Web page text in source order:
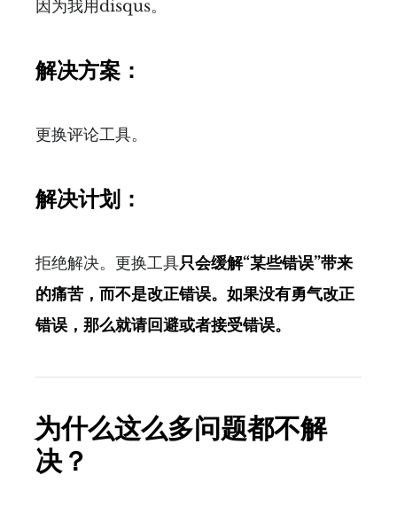
因为我用disqus。
解决方案：
更换评论工具。
解决计划：
拒绝解决。更换工具只会缓解“某些错误”带来
的痛苦，而不是改正错误。如果没有勇气改正
错误，那么就请回避或者接受错误。
为什么这么多问题都不解
决？